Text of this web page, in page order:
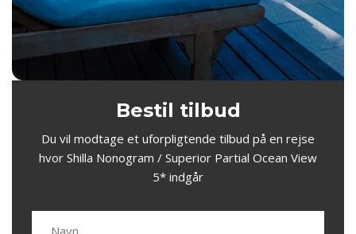
Bestil tilbud
Du vil modtage et uforpligtende tilbud på en rejse
hvor Shilla Nonogram / Superior Partial Ocean View
5* indgår